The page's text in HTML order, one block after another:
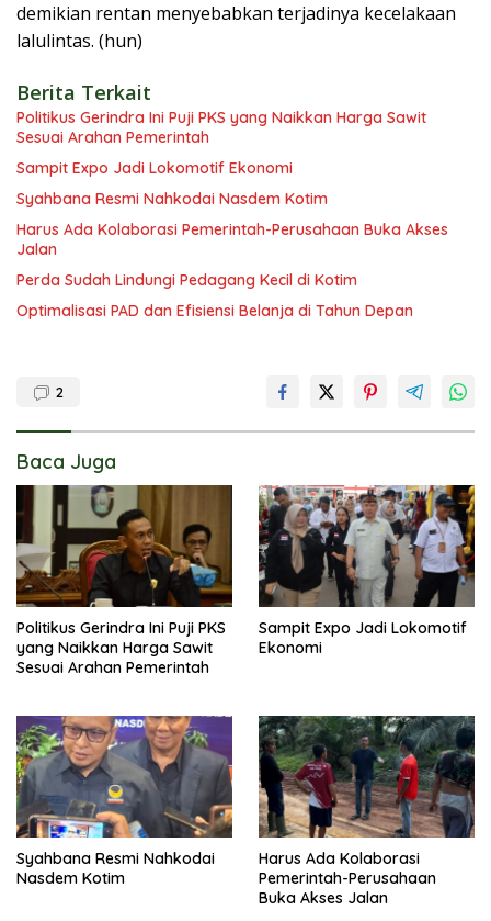
demikian rentan menyebabkan terjadinya kecelakaan
lalulintas. (hun)
Berita Terkait
Politikus Gerindra Ini Puji PKS yang Naikkan Harga Sawit
Sesuai Arahan Pemerintah
Sampit Expo Jadi Lokomotif Ekonomi
Syahbana Resmi Nahkodai Nasdem Kotim
Harus Ada Kolaborasi Pemerintah-Perusahaan Buka Akses
Jalan
Perda Sudah Lindungi Pedagang Kecil di Kotim
Optimalisasi PAD dan Efisiensi Belanja di Tahun Depan
2
Baca Juga
Politikus Gerindra Ini Puji PKS
yang Naikkan Harga Sawit
Sesuai Arahan Pemerintah
Sampit Expo Jadi Lokomotif
Ekonomi
Syahbana Resmi Nahkodai
Nasdem Kotim
Harus Ada Kolaborasi
Pemerintah-Perusahaan
Buka Akses Jalan